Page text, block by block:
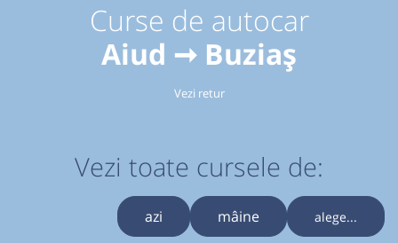
Curse de autocar
Aiud ➞ Buziaș
Vezi retur
Vezi toate cursele de:
azi mâine alege...